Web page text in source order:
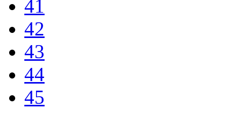
41
42
43
44
45